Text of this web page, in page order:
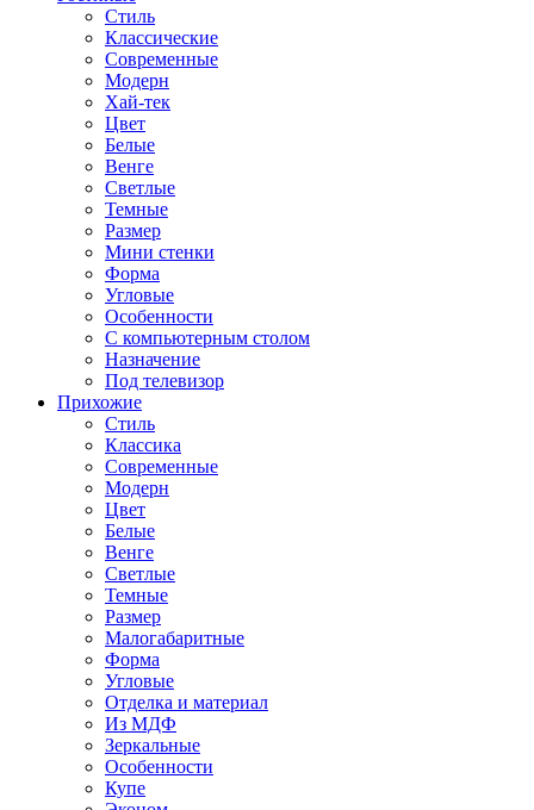
Стиль
Классические
Современные
Модерн
Хай-тек
Цвет
Белые
Венге
Светлые
Темные
Размер
Мини стенки
Форма
Угловые
Особенности
С компьютерным столом
Назначение
Под телевизор
Прихожие
Стиль
Классика
Современные
Модерн
Цвет
Белые
Венге
Светлые
Темные
Размер
Малогабаритные
Форма
Угловые
Отделка и материал
Из МДФ
Зеркальные
Особенности
Купе